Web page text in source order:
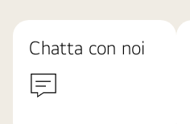
Chatta con noi